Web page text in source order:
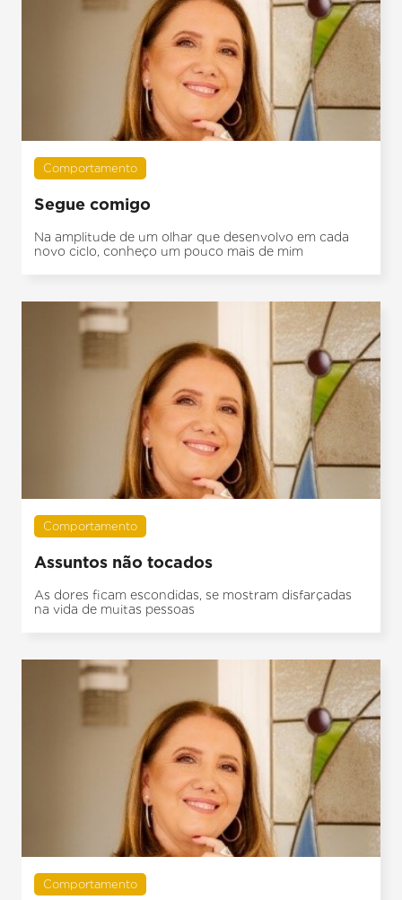
Comportamento
Segue comigo
Na amplitude de um olhar que desenvolvo em cada
novo ciclo, conheço um pouco mais de mim
Comportamento
Assuntos não tocados
As dores ficam escondidas, se mostram disfarçadas
na vida de muitas pessoas
Comportamento